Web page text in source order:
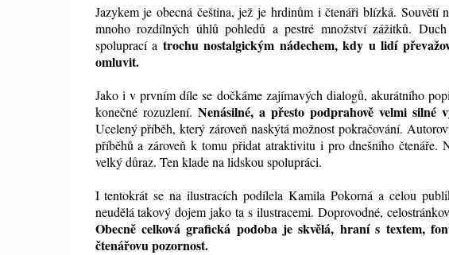
Jazykem je obecná čeština, jež je hrdinům i čtenáři blízká. Souvětí
mnoho rozdílných úhlů pohledů a pestré množství zážitků.
spoluprací a trochu nostalgickým nádechem, kdy u lidí
omluvit.
Jako i v prvním díle se dočkáme zajímavých dialogů, akurátního
konečné rozuzlení. Nenásilné, a přesto podprahově velmi silné
Ucelený příběh, který zároveň naskýtá možnost pokračování.
příběhů a zároveň k tomu přidat atraktivitu i pro dnešního
velký důraz. Ten klade na lidskou spolupráci.
I tentokrát se na ilustracích podílela Kamila Pokorná a celou
neudělá takový dojem jako ta s ilustracemi. Doprovodné,
Obecně celková grafická podoba je skvělá, hraní s textem,
čtenářovu pozornost.